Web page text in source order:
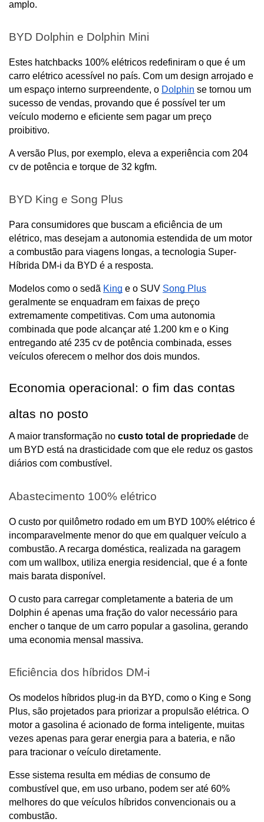
amplo.
BYD Dolphin e Dolphin Mini
Estes hatchbacks 100% elétricos redefiniram o que é um
carro elétrico acessível no país. Com um design arrojado e
um espaço interno surpreendente, o Dolphin se tornou um
sucesso de vendas, provando que é possível ter um
veículo moderno e eficiente sem pagar um preço
proibitivo.
A versão Plus, por exemplo, eleva a experiência com 204
cv de potência e torque de 32 kgfm.
BYD King e Song Plus
Para consumidores que buscam a eficiência de um
elétrico, mas desejam a autonomia estendida de um motor
a combustão para viagens longas, a tecnologia Super-
Híbrida DM-i da BYD é a resposta.
Modelos como o sedã King e o SUV Song Plus
geralmente se enquadram em faixas de preço
extremamente competitivas. Com uma autonomia
combinada que pode alcançar até 1.200 km e o King
entregando até 235 cv de potência combinada, esses
veículos oferecem o melhor dos dois mundos.
Economia operacional: o fim das contas
altas no posto
A maior transformação no custo total de propriedade de
um BYD está na drasticidade com que ele reduz os gastos
diários com combustível.
Abastecimento 100% elétrico
O custo por quilômetro rodado em um BYD 100% elétrico é
incomparavelmente menor do que em qualquer veículo a
combustão. A recarga doméstica, realizada na garagem
com um wallbox, utiliza energia residencial, que é a fonte
mais barata disponível.
O custo para carregar completamente a bateria de um
Dolphin é apenas uma fração do valor necessário para
encher o tanque de um carro popular a gasolina, gerando
uma economia mensal massiva.
Eficiência dos híbridos DM-i
Os modelos híbridos plug-in da BYD, como o King e Song
Plus, são projetados para priorizar a propulsão elétrica. O
motor a gasolina é acionado de forma inteligente, muitas
vezes apenas para gerar energia para a bateria, e não
para tracionar o veículo diretamente.
Esse sistema resulta em médias de consumo de
combustível que, em uso urbano, podem ser até 60%
melhores do que veículos híbridos convencionais ou a
combustão.